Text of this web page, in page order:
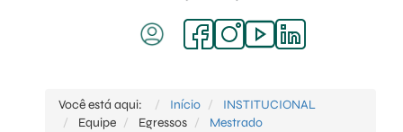
Você está aqui: Início
INSTITUCIONAL
Equipe
Egressos
Mestrado